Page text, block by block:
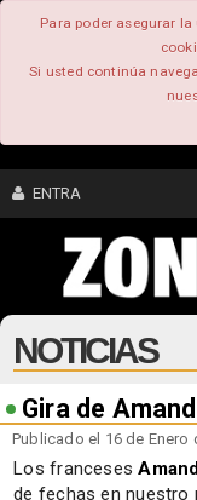
Para poder asegurar
Si usted continúa
ENTRA
CONTENIDO
COMUNIDAD
FEEEDBACK
FOROS
NOTICIAS
Gira de
Publicado el 16 de
Los franceses
de fechas en nuestro